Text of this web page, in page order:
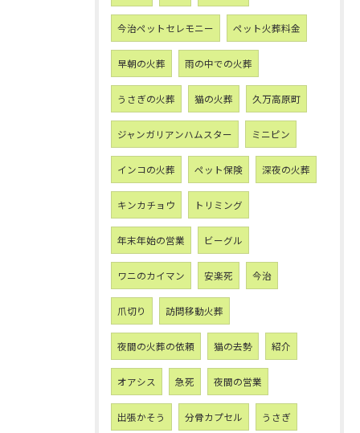
今治ペットセレモニー ペット火葬料金
早朝の火葬 雨の中での火葬
うさぎの火葬 猫の火葬 久万高原町
ジャンガリアンハムスター ミニピン
インコの火葬 ペット保険 深夜の火葬
キンカチョウ トリミング
年末年始の営業 ビーグル
ワニのカイマン 安楽死 今治
爪切り 訪問移動火葬
夜間の火葬の依頼 猫の去勢 紹介
オアシス 急死 夜間の営業
出張かそう 分骨カプセル うさぎ